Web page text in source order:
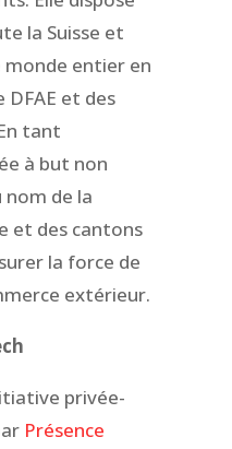
la Suisse et
monde entier en
et des
tant
à but non
nom de la
et des cantons
la force de
extérieur.
privée-
Présence